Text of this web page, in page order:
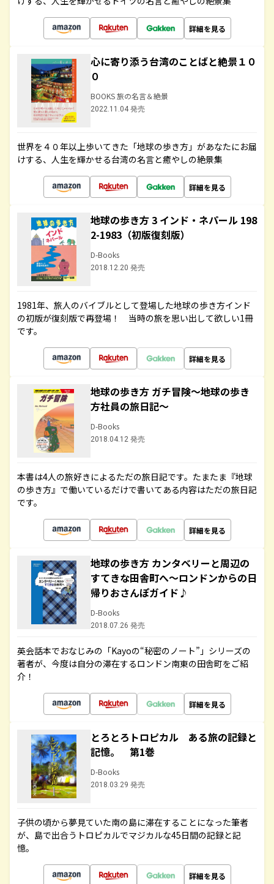
詳細を見る
心に寄り添う台湾のことばと絶景１０
０
BOOKS 旅の名言＆絶景
2022.11.04 発売
世界を４０年以上歩いてきた「地球の歩き方」があなたにお届
けする、人生を輝かせる台湾の名言と癒やしの絶景集
詳細を見る
地球の歩き方 3 インド・ネパール 198
2-1983（初版復刻版）
D-Books
2018.12.20 発売
1981年、旅人のバイブルとして登場した地球の歩き方インド
の初版が復刻版で再登場！ 当時の旅を思い出して欲しい1冊
です。
詳細を見る
地球の歩き方 ガチ冒険～地球の歩き
方社員の旅日記～
D-Books
2018.04.12 発売
本書は4人の旅好きによるただの旅日記です。たまたま『地球
の歩き方』で働いているだけで書いてある内容はただの旅日記
です。
詳細を見る
地球の歩き方 カンタベリーと周辺の
すてきな田舎町へ～ロンドンからの日
帰りおさんぽガイド♪
D-Books
2018.07.26 発売
英会話本でおなじみの「Kayoの“秘密のノート”」シリーズの
著者が、今度は自分の滞在するロンドン南東の田舎町をご紹
介！
詳細を見る
とろとろトロピカル ある旅の記録と
記憶。 第1巻
D-Books
2018.03.29 発売
子供の頃から夢見ていた南の島に滞在することになった筆者
が、島で出合うトロピカルでマジカルな45日間の記録と記
憶。
詳細を見る